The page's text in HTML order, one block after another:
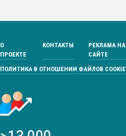
О
ПРОЕКТЕ
КОНТАКТЫ
РЕКЛАМА НА
САЙТЕ
ПОЛИТИКА В ОТНОШЕНИИ ФАЙЛОВ COOKIE